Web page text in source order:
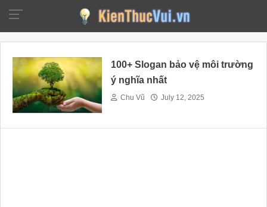
100+ Slogan bảo vệ môi trường
ý nghĩa nhất
Chu Vũ July 12, 2025